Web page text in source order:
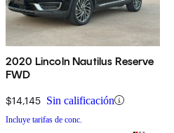
2020 Lincoln Nautilus Reserve
FWD
$14,145 Sin calificación
Incluye tarifas de conc.